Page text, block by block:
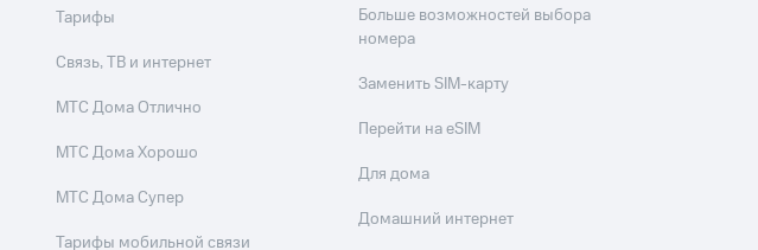
Тарифы
Связь, ТВ и интернет
МТС Дома Отлично
МТС Дома Хорошо
МТС Дома Супер
Тарифы мобильной связи
Больше возможностей выбора
номера
Заменить SIM-карту
Перейти на eSIM
Для дома
Домашний интернет